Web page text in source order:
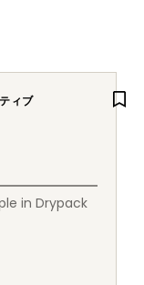
ィブ
in Drypack